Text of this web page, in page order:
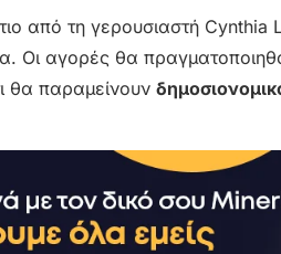
από τη γερουσιαστή Cynthia
Οι αγορές θα
θα παραμείνουν